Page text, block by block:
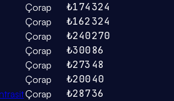
Çorap ₺174324
Çorap ₺162324
Çorap ₺240270
Çorap ₺30086
Çorap ₺27348
Çorap ₺20040
Çorap ₺28736